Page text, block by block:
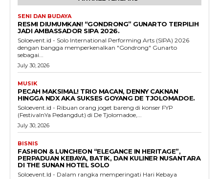
SENI DAN BUDAYA
RESMI DIUMUMKAN! “GONDRONG” GUNARTO TERPILIH
JADI AMBASSADOR SIPA 2026.
Soloevent.id - Solo International Performing Arts (SIPA) 2026
dengan bangga memperkenalkan "Gondrong" Gunarto
sebagai...
July 30, 2026
MUSIK
PECAH MAKSIMAL! TRIO MACAN, DENNY CAKNAN
HINGGA NDX AKA SUKSES GOYANG DE TJOLOMADOE.
Soloevent.id - Ribuan orang joget bareng di konser FYP
(FestivalnYa Pedangdut) di De Tjolomadoe,...
July 30, 2026
BISNIS
FASHION & LUNCHEON “ELEGANCE IN HERITAGE”,
PERPADUAN KEBAYA, BATIK, DAN KULINER NUSANTARA
DI THE SUNAN HOTEL SOLO
Soloevent.Id - Dalam rangka memperingati Hari Kebaya